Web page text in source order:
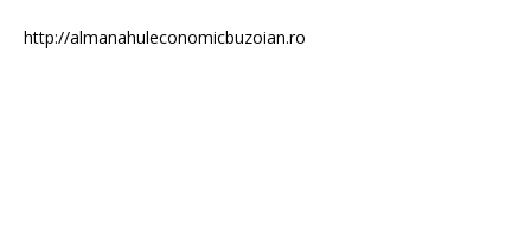
http://almanahuleconomicbuzoian.ro